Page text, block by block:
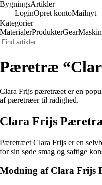
BygningsArtikler
LoginOpret kontoMailnyt
Kategorier
MaterialerProdukterGear
Pæretræ
Clara Frijs pæretræet er en
af pæretræer til rådighed.
Clara Frijs
Pæretræet Clara Frijs er en
for sin søde smag og saftige
Modning af Clara Frijs